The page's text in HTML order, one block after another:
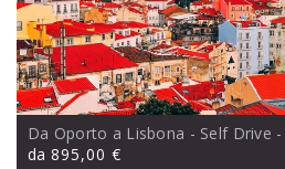
Da Oporto a Lisbona - Self Drive
da 895,00 €